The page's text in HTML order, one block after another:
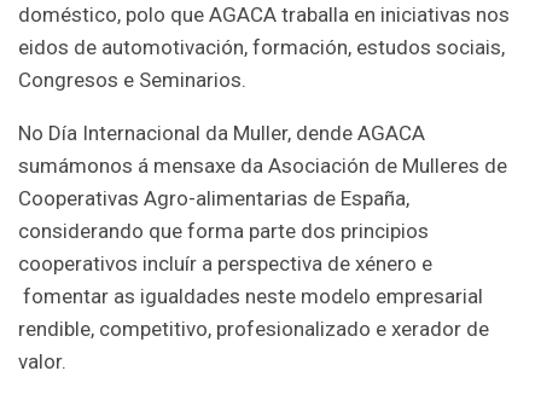
doméstico, polo que AGACA traballa en iniciativas nos
eidos de automotivación, formación, estudos sociais,
Congresos e Seminarios.
No Día Internacional da Muller, dende AGACA
sumámonos á mensaxe da Asociación de Mulleres de
Cooperativas Agro-alimentarias de España,
considerando que forma parte dos principios
cooperativos incluír a perspectiva de xénero e
fomentar as igualdades neste modelo empresarial
rendible, competitivo, profesionalizado e xerador de
valor.